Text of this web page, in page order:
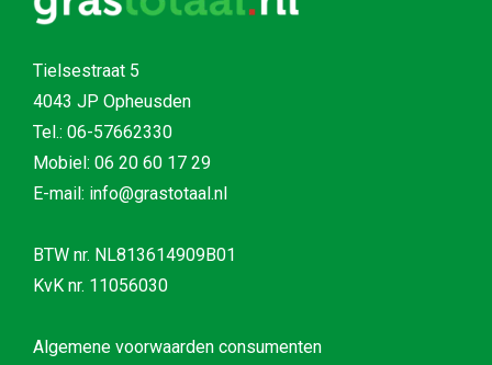
Tielsestraat 5
4043 JP Opheusden
Tel.: 06-57662330
Mobiel: 06 20 60 17 29
E-mail: info@grastotaal.nl
BTW nr. NL813614909B01
KvK nr. 11056030
Algemene voorwaarden consumenten